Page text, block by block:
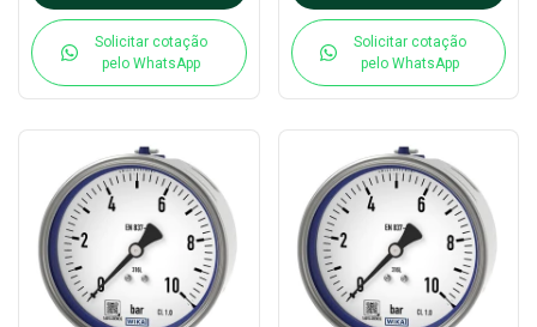
Solicitar cotação
pelo WhatsApp
Solicitar cotação
pelo WhatsApp